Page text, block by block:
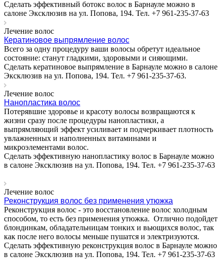
Сделать эффективный ботокс волос в Барнауле можно в
салоне Эксклюзив на ул. Попова, 194. Тел. +7 961-235-37-63
Лечение волос
Кератиновое выпрямление волос
Всего за одну процедуру ваши волосы обретут идеальное
состояние: станут гладкими, здоровыми и сияющими.
Сделать кератиновое выпрямление в Барнауле можно в салоне
Эксклюзив на ул. Попова, 194. Тел. +7 961-235-37-63.
Лечение волос
Нанопластика волос
Потерявшие здоровье и красоту волосы возвращаются к
жизни сразу после процедуры нанопластики, а
выпрямляющий эффект усиливает и подчеркивает плотность
увлажненных и наполненных витаминами и
микроэлементами волос.
Сделать эффективную нанопластику волос в Барнауле можно
в салоне Эксклюзив на ул. Попова, 194. Тел. +7 961-235-37-63
Лечение волос
Реконструкция волос без применения утюжка
Реконструкция волос - это восстановление волос холодным
способом, то есть без применения утюжка. Отлично подойдет
блондинкам, обладательницам тонких и вьющихся волос, так
как после него волосы меньше пушатся и электризуются.
Сделать эффективную реконструкция волос в Барнауле можно
в салоне Эксклюзив на ул. Попова, 194. Тел. +7 961-235-37-63